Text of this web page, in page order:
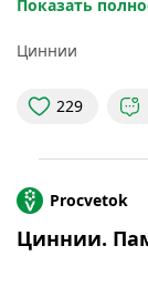
И не только
Чтобы
отдельные
Показать
Циннии
229
Procvetok
Циннии.